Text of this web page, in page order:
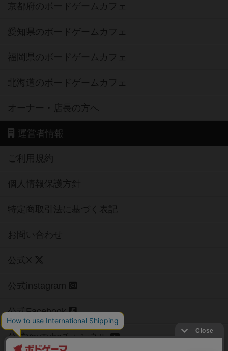
京都府のボードゲームカフェ
愛知県のボードゲームカフェ
福岡県のボードゲームカフェ
北海道のボードゲームカフェ
オーナー・店長の方へ
運営者情報
ご利用規約
個人情報保護方針
特定商取引法に基づく表記
お問い合わせ
公式X
公式instagram
公式Facebook
公式YouTubeチャンネル